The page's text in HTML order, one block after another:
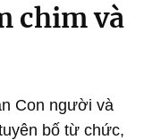
chim và
Con người và
bố từ chức,